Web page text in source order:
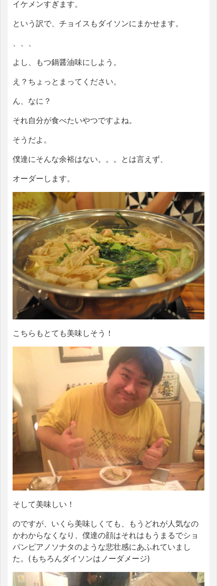
イケメンすぎます。
という訳で、チョイスもダイソンにまかせます。
よし、もつ鍋醤油味にしよう。
え？ちょっとまってください。
ん、なに？
それ自分が食べたいやつですよね。
そうだよ。
僕達にそんな余裕はない。。。とは言えず、
オーダーします。
こちらもとても美味しそう！
そして美味しい！
のですが、いくら美味しくても、もうどれが人気なの
かわからなくなり、僕達の顔はそれはもうまるでショ
パンピアノソナタのような悲壮感にあふれていまし
た。(もちろんダイソンはノーダメージ)